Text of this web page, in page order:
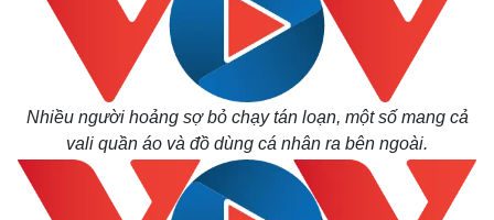
Nhiều người hoảng sợ bỏ chạy tán loạn, một số mang cả
vali quần áo và đồ dùng cá nhân ra bên ngoài.